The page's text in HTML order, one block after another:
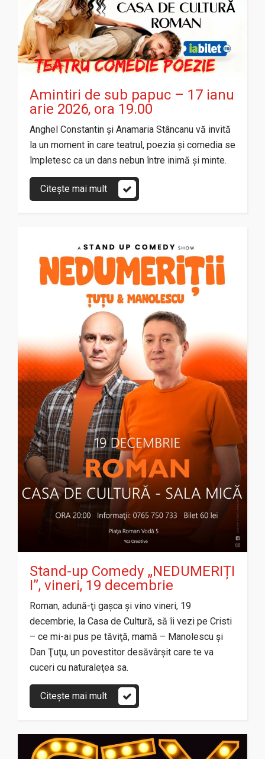
Amintiri de sub papuc – 17 ianu
arie 2026, ora 19.00
Anghel Constantin și Anamaria Stâncanu vă invită
la un moment în care teatrul, poezia și comedia se
împletesc ca un dans nebun între inimă și minte.
Citește mai mult
Stand-up Comedy „NEDUMERIȚI
I”, vineri, 19 decembrie
Roman, adună-ţi gaşca şi vino vineri, 19
decembrie, la Casa de Cultură, să îi vezi pe Cristi
– ce mi-ai pus pe tăviţă, mamă – Manolescu şi
Dan Ţuţu, un povestitor desăvârşit care te va
cuceri cu naturaleţea sa.
Citește mai mult